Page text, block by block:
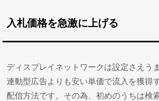
入札価格を急激に上げる
ディスプレイネットワークは設定さえう
連動型広告よりも安い単価で流入を獲得
配信方法です。その為、初めのうちは検